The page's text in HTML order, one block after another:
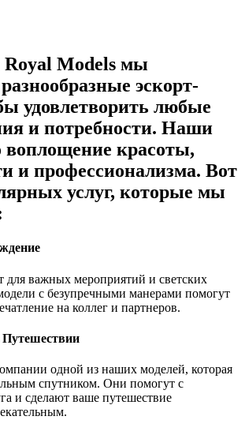
Royal Models мы
эскорт-
удовлетворить любые
и потребности. Наши
воплощение красоты,
и профессионализма. Вот
услуг, которые мы
для важных мероприятий и светских
с безупречными манерами помогут
на коллег и партнеров.
одной из наших моделей, которая
спутником. Они помогут с
и сделают ваше путешествие